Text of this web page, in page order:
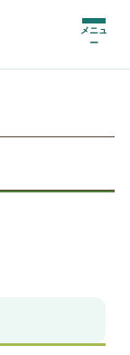
メニュ
ー